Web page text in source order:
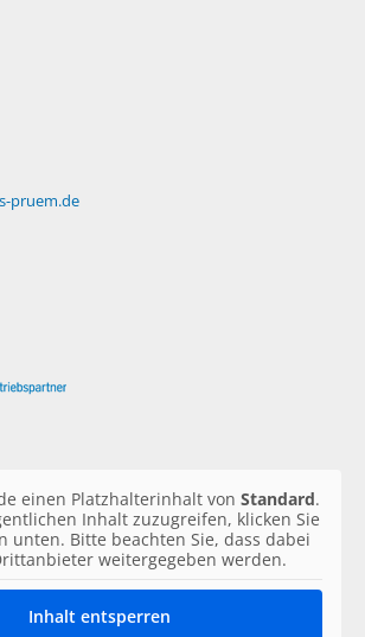
pruem.de
einen Platzhalterinhalt von Standard.
Inhalt zuzugreifen, klicken Sie
unten. Bitte beachten Sie, dass dabei
weitergegeben werden.
Inhalt entsperren